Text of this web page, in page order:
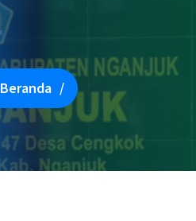
Beranda /